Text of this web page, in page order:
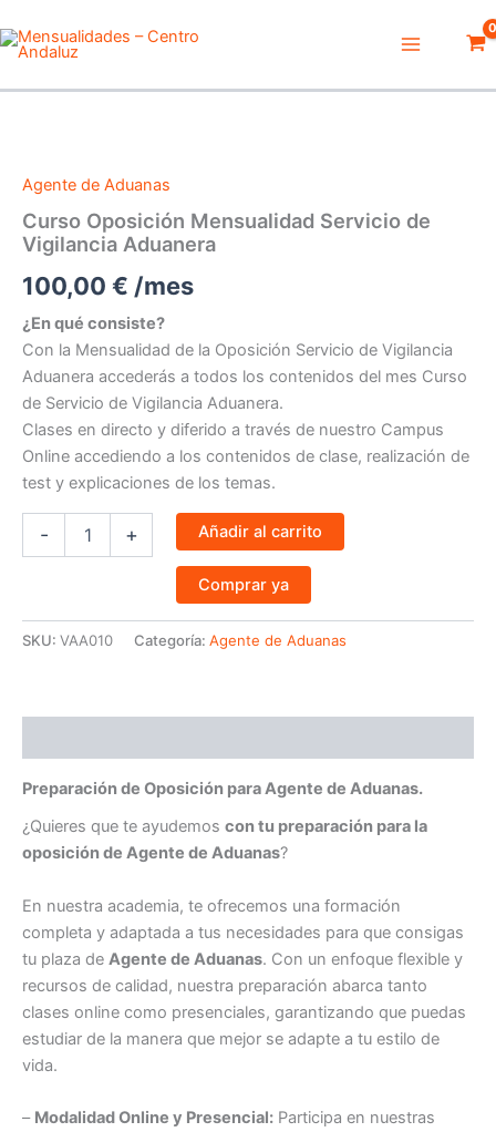
al
contenido
Agente de Aduanas
Curso Oposición Mensualidad Servicio de
Vigilancia Aduanera
100,00 € /mes
¿En qué consiste?
Con la Mensualidad de la Oposición Servicio de Vigilancia
Aduanera accederás a todos los contenidos del mes Curso
de Servicio de Vigilancia Aduanera.
Clases en directo y diferido a través de nuestro Campus
Online accediendo a los contenidos de clase, realización de
test y explicaciones de los temas.
-
de
Vigilancia
Aduanera
cantidad
+ Añadir al carrito
Comprar ya
SKU: VAA010 Categoría: Agente de Aduanas
Preparación de Oposición paraAgente de Aduanas.
¿Quieres que te ayudemos con tu preparación para la
oposición de Agente de Aduanas?
En nuestra academia, te ofrecemos una formación
completa y adaptada a tus necesidades para que consigas
tu plaza de Agente de Aduanas. Con un enfoque flexible y
recursos de calidad, nuestra preparación abarca tanto
clases online como presenciales, garantizando que puedas
estudiar de la manera que mejor se adapte a tu estilo de
vida.
– Modalidad Online y Presencial: Participa en nuestras